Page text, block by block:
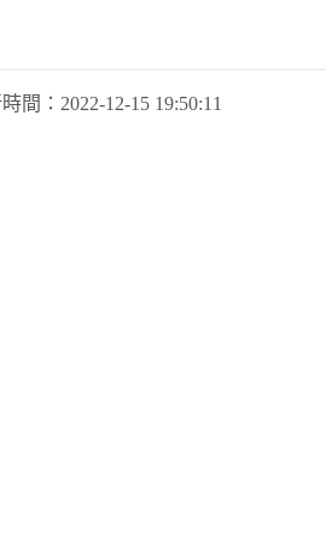
間： 2022-12-15 19:50:11